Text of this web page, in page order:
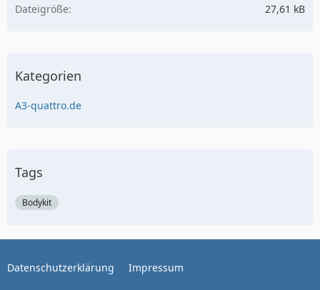
Dateigröße
27,61 kB
Kategorien
A3-quattro.de
Tags
Bodykit
Datenschutzerklärung Impressum